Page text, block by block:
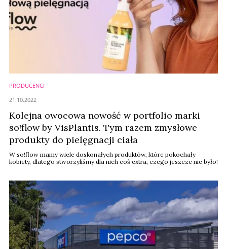
PRODUCENCI
Kolejna owocowa nowość w portfolio marki
so!flow by VisPlantis. Tym razem zmysłowe
produkty do pielęgnacji ciała
W so!flow mamy wiele doskonałych produktów, które pokochały
kobiety, dlatego stworzyliśmy dla nich coś extra, czego jeszcze nie było!
21.10.2022